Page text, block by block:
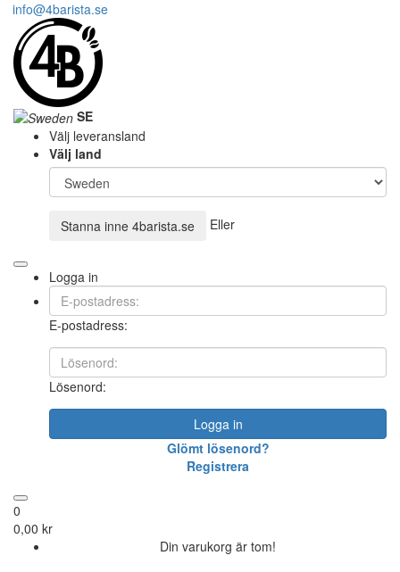
info@4barista.se
SE
Välj leveransland
Välj land
Stanna inne 4barista.se Eller
Logga in
E-postadress:
Lösenord:
Logga in
Glömt lösenord?
Registrera
0
0,00 kr
Din varukorg är tom!